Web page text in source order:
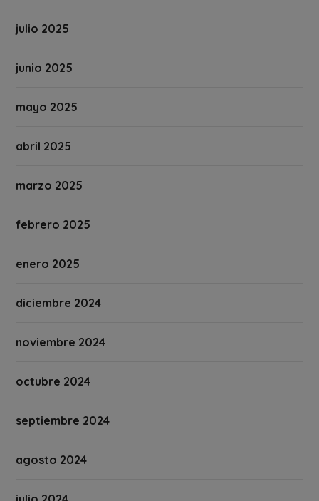
julio 2025
junio 2025
mayo 2025
abril 2025
marzo 2025
febrero 2025
enero 2025
diciembre 2024
noviembre 2024
octubre 2024
septiembre 2024
agosto 2024